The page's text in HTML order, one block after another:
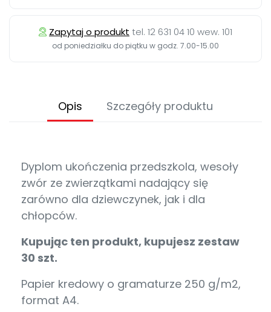
Zapytaj o produkt tel. 12 631 04 10 wew. 101
od poniedziałku do piątku w godz. 7.00-15.00
Opis Szczegóły produktu
Dyplom ukończenia przedszkola, wesoły
zwór ze zwierzątkami nadający się
zarówno dla dziewczynek, jak i dla
chłopców.
Kupując ten produkt, kupujesz zestaw
30 szt.
Papier kredowy o gramaturze 250 g/m2,
format A4.